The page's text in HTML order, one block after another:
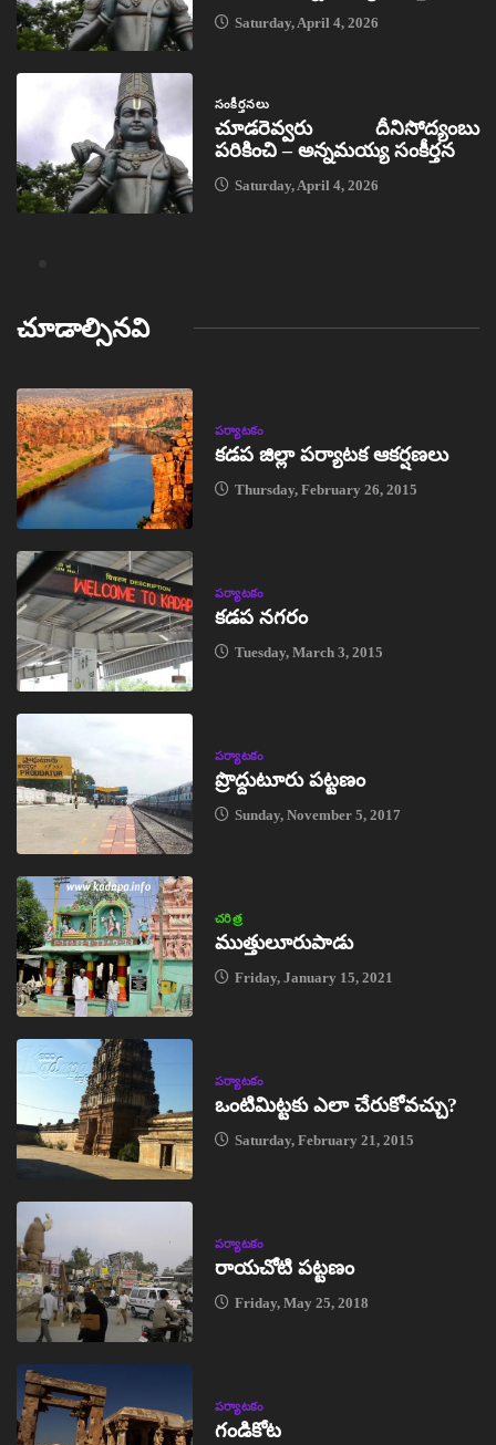
Saturday, April 4, 2026
సంకీర్తనలు
చూడరెవ్వరు దీనిసోద్యంబు
పరికించి – అన్నమయ్య సంకీర్తన
Saturday, April 4, 2026
చూడాల్సినవి
పర్యాటకం
కడప జిల్లా పర్యాటక ఆకర్షణలు
Thursday, February 26, 2015
పర్యాటకం
కడప నగరం
Tuesday, March 3, 2015
పర్యాటకం
ప్రొద్దుటూరు పట్టణం
Sunday, November 5, 2017
చరిత్ర
ముత్తులూరుపాడు
Friday, January 15, 2021
పర్యాటకం
ఒంటిమిట్టకు ఎలా చేరుకోవచ్చు?
Saturday, February 21, 2015
పర్యాటకం
రాయచోటి పట్టణం
Friday, May 25, 2018
పర్యాటకం
గండికోట